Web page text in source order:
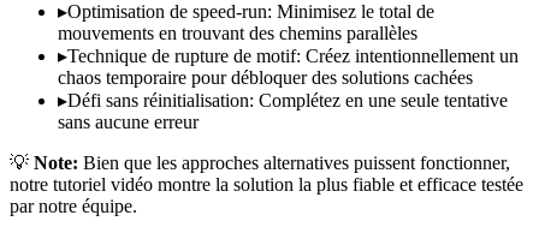
▸Optimisation de speed-run: Minimisez le total de
mouvements en trouvant des chemins parallèles
▸Technique de rupture de motif: Créez intentionnellement un
chaos temporaire pour débloquer des solutions cachées
▸Défi sans réinitialisation: Complétez en une seule tentative
sans aucune erreur
💡 Note: Bien que les approches alternatives puissent fonctionner,
notre tutoriel vidéo montre la solution la plus fiable et efficace testée
par notre équipe.